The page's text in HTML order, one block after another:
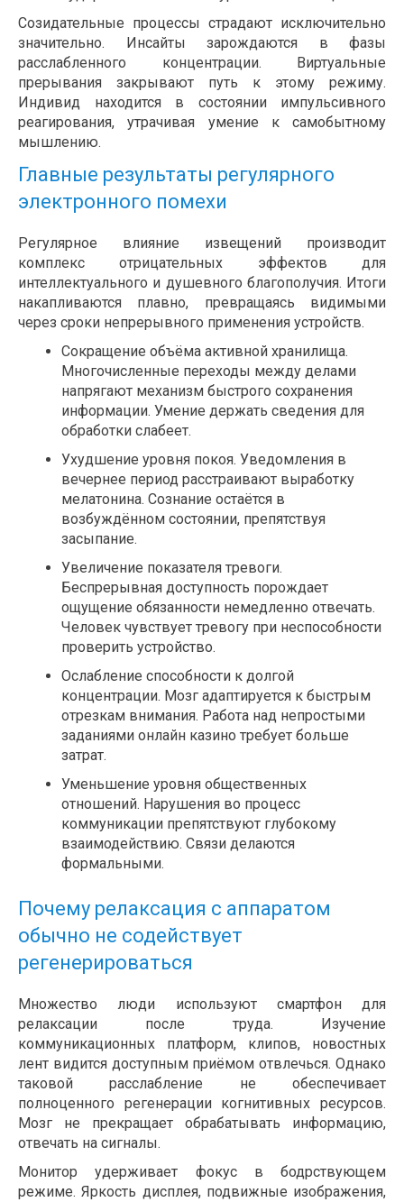
Созидательные процессы страдают исключительно
значительно. Инсайты зарождаются в фазы
расслабленного концентрации. Виртуальные
прерывания закрывают путь к этому режиму.
Индивид находится в состоянии импульсивного
реагирования, утрачивая умение к самобытному
мышлению.
Главные результаты регулярного
электронного помехи
Регулярное влияние извещений производит
комплекс отрицательных эффектов для
интеллектуального и душевного благополучия. Итоги
накапливаются плавно, превращаясь видимыми
через сроки непрерывного применения устройств.
Сокращение объёма активной хранилища.
Многочисленные переходы между делами
напрягают механизм быстрого сохранения
информации. Умение держать сведения для
обработки слабеет.
Ухудшение уровня покоя. Уведомления в
вечернее период расстраивают выработку
мелатонина. Сознание остаётся в
возбуждённом состоянии, препятствуя
засыпание.
Увеличение показателя тревоги.
Беспрерывная доступность порождает
ощущение обязанности немедленно отвечать.
Человек чувствует тревогу при неспособности
проверить устройство.
Ослабление способности к долгой
концентрации. Мозг адаптируется к быстрым
отрезкам внимания. Работа над непростыми
заданиями онлайн казино требует больше
затрат.
Уменьшение уровня общественных
отношений. Нарушения во процесс
коммуникации препятствуют глубокому
взаимодействию. Связи делаются
формальными.
Почему релаксация с аппаратом
обычно не содействует
регенерироваться
Множество люди используют смартфон для
релаксации после труда. Изучение
коммуникационных платформ, клипов, новостных
лент видится доступным приёмом отвлечься. Однако
таковой расслабление не обеспечивает
полноценного регенерации когнитивных ресурсов.
Мозг не прекращает обрабатывать информацию,
отвечать на сигналы.
Монитор удерживает фокус в бодрствующем
режиме. Яркость дисплея, подвижные изображения,